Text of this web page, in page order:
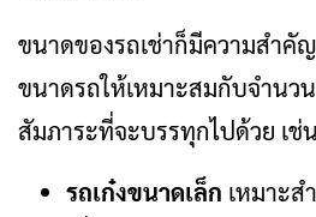
ขนาดของรถเช่าก็มีความสำคั
ขนาดรถให้เหมาะสมกับจำนว
สัมภาระที่จะบรรทุกไปด้วย เช่น
รถเก๋งขนาดเล็ก เหมาะส